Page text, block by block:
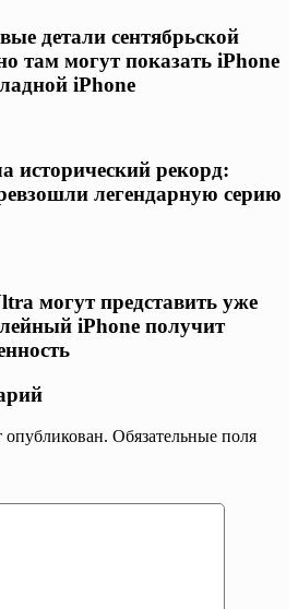
детали сентябрьской
там могут показать iPhone
iPhone
исторический рекорд:
легендарную серию
могут представить уже
iPhone получит
опубликован. Обязательные поля